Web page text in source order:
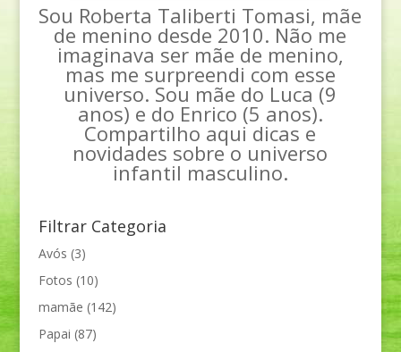
Sou Roberta Taliberti Tomasi, mãe
de menino desde 2010. Não me
imaginava ser mãe de menino,
mas me surpreendi com esse
universo. Sou mãe do Luca (9
anos) e do Enrico (5 anos).
Compartilho aqui dicas e
novidades sobre o universo
infantil masculino.
Filtrar Categoria
Avós (3)
Fotos (10)
mamãe (142)
Papai (87)